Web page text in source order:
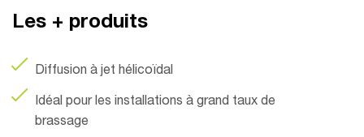
Les + produits
Diffusion à jet hélicoïdal
Idéal pour les installations à grand taux de
brassage